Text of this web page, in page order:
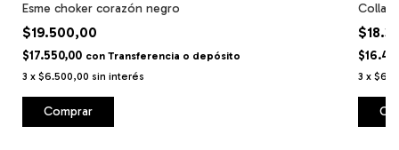
Esme choker corazón negro
$19.500,00
$17.550,00 con Transferencia o depósito
3 x $6.500,00 sin interés
Comprar
Collar
3 x